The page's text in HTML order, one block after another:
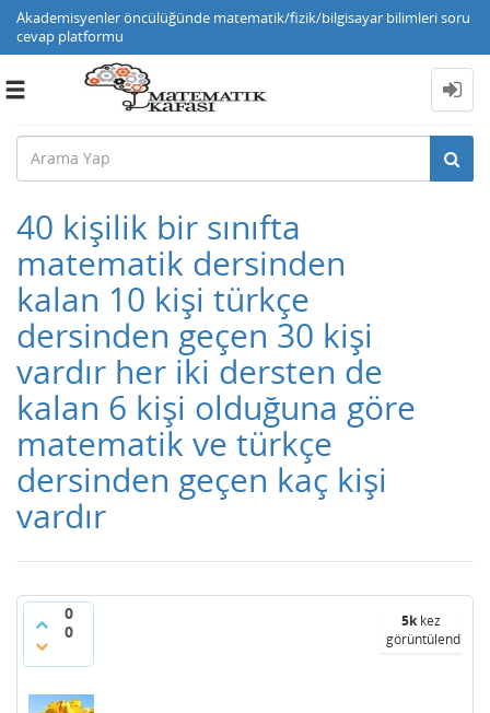
Akademisyenler öncülüğünde matematik/fizik/bilgisayar bilimleri soru
cevap platformu
Toggle
40 kişilik bir sınıfta
matematik dersinden
kalan 10 kişi türkçe
dersinden geçen 30 kişi
vardır her iki dersten de
kalan 6 kişi olduğuna göre
matematik ve türkçe
dersinden geçen kaç kişi
vardır
0
0
5kkez
görüntülendi